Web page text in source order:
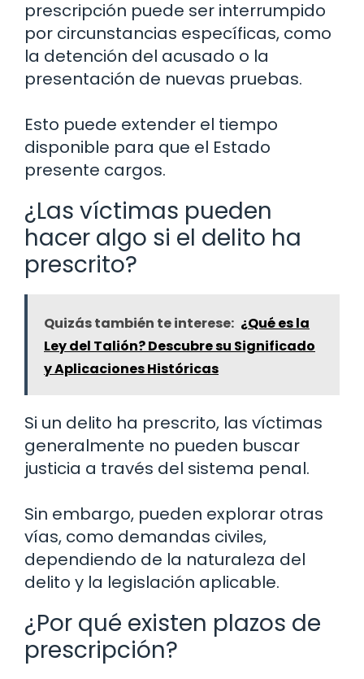
prescripción puede ser interrumpido
por circunstancias específicas, como
la detención del acusado o la
presentación de nuevas pruebas.
Esto puede extender el tiempo
disponible para que el Estado
presente cargos.
¿Las víctimas pueden
hacer algo si el delito ha
prescrito?
Quizás también te interese: ¿Qué es la
Ley del Talión? Descubre su Significado
y Aplicaciones Históricas
Si un delito ha prescrito, las víctimas
generalmente no pueden buscar
justicia a través del sistema penal.
Sin embargo, pueden explorar otras
vías, como demandas civiles,
dependiendo de la naturaleza del
delito y la legislación aplicable.
¿Por qué existen plazos de
prescripción?